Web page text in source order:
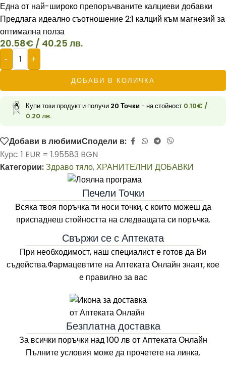
Една от най-широко препоръчваните калциеви добавки
Предлага идеално съотношение 2:1 калций към магнезий за
оптимална полза
20.58€ / 40.25 лв.
- +
ДОБАВИ В КОЛИЧКА
Купи този продукт и получи 20 Точки- на стойност 0.10€ /
0.20 лв.
Добави в любимиСподели в:
Курс: 1 EUR = 1.95583 BGN
Категории:Здраво тяло,ХРАНИТЕЛНИ ДОБАВКИ
Печели Точки
Всяка твоя поръчка ти носи точки, с които можеш да
приспаднеш стойността на следващата си поръчка.
Свържи се с Аптеката
При необходимост, наш специалист е готов да Ви
съдейства.Фармацевтите наАптеката Онлайн знаят, кое
е правилно за вас
Безплатна доставка
За всички поръчки над 100 лв от Aптеката Онлайн
Пълните условия може да прочетете на линка.